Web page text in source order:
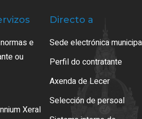
e
ou
Xeral
Directo a
Sede electrónica
Perfil do contratante
Axenda de Lecer
Selección de persoal